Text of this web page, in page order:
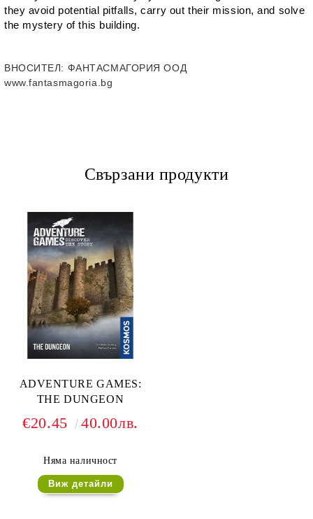
they avoid potential pitfalls, carry out their mission, and solve
the mystery of this building.
ВНОСИТЕЛ: ФАНТАСМАГОРИЯ ООД
www.fantasmagoria.bg
Свързани продукти
ADVENTURE GAMES:
THE DUNGEON
€20.45 40.00лв.
Няма наличност
Виж детайли